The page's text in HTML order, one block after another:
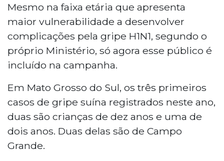
Mesmo na faixa etária que apresenta
maior vulnerabilidade a desenvolver
complicações pela gripe H1N1, segundo o
próprio Ministério, só agora esse público é
incluído na campanha.
Em Mato Grosso do Sul, os três primeiros
casos de gripe suína registrados neste ano,
duas são crianças de dez anos e uma de
dois anos. Duas delas são de Campo
Grande.